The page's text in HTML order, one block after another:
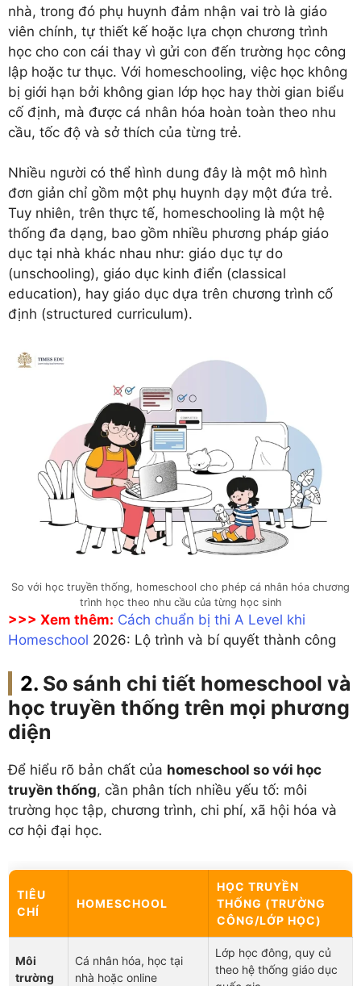
nhà, trong đó phụ huynh đảm nhận vai trò là giáo
viên chính, tự thiết kế hoặc lựa chọn chương trình
học cho con cái thay vì gửi con đến trường học công
lập hoặc tư thục. Với homeschooling, việc học không
bị giới hạn bởi không gian lớp học hay thời gian biểu
cố định, mà được cá nhân hóa hoàn toàn theo nhu
cầu, tốc độ và sở thích của từng trẻ.
Nhiều người có thể hình dung đây là một mô hình
đơn giản chỉ gồm một phụ huynh dạy một đứa trẻ.
Tuy nhiên, trên thực tế, homeschooling là một hệ
thống đa dạng, bao gồm nhiều phương pháp giáo
dục tại nhà khác nhau như: giáo dục tự do
(unschooling), giáo dục kinh điển (classical
education), hay giáo dục dựa trên chương trình cố
định (structured curriculum).
So với học truyền thống, homeschool cho phép cá nhân hóa chương
trình học theo nhu cầu của từng học sinh
>>> Xem thêm: Cách chuẩn bị thi A Level khi
Homeschool 2026: Lộ trình và bí quyết thành công
So sánh chi tiết homeschool và
học truyền thống trên mọi phương
diện
Để hiểu rõ bản chất của homeschool so với học
truyền thống, cần phân tích nhiều yếu tố: môi
trường học tập, chương trình, chi phí, xã hội hóa và
cơ hội đại học.
TIÊU
CHÍ
HOMESCHOOL
HỌC TRUYỀN
THỐNG (TRƯỜNG
CÔNG/LỚP HỌC)
Môi
trường
Cá nhân hóa, học tại
nhà hoặc online
Lớp học đông, quy củ
theo hệ thống giáo dục